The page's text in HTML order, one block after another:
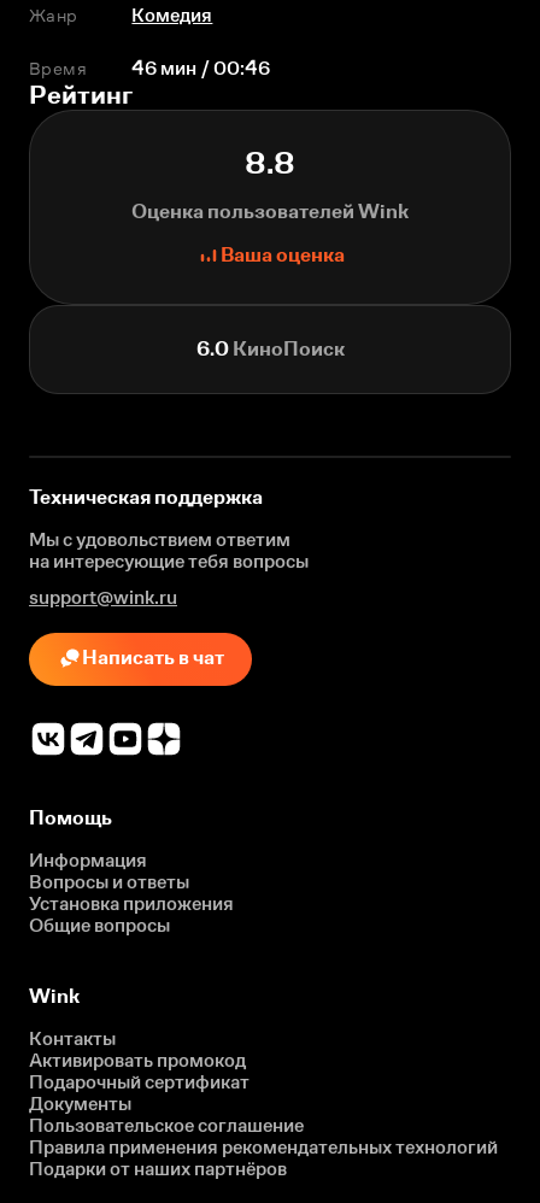
Жанр Комедия
Время 46 мин / 00:46
Рейтинг
8.8
Оценка пользователей Wink
Ваша оценка
6.0КиноПоиск
Техническая поддержка
Мы с удовольствием ответим
на интересующиетебя вопросы
support@wink.ru
Написать в чат
Помощь
Информация
Вопросы и ответы
Установка приложения
Общие вопросы
Wink
Контакты
Активировать промокод
Подарочный сертификат
Документы
Пользовательское соглашение
Правила применения рекомендательных технологий
Подарки от наших партнёров